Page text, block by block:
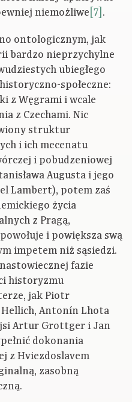
niemożliwe [7] .
ontologicznym, jak
bardzo nieprzychylne
ubiegłego
społeczne:
z Węgrami i wcale
z Czechami. Nic
struktur
i ich mecenatu
i pobudzeniowej
Augusta i jego
Lambert), potem zaś
życia
z Pragą,
i powiększa swą
impetem niż sąsiedzi.
fazie
historyzmu
jak Piotr
Hellich, Antonín Lhota
Artur Grottger i Jan
dokonania
z Hviezdoslavem
zasobną